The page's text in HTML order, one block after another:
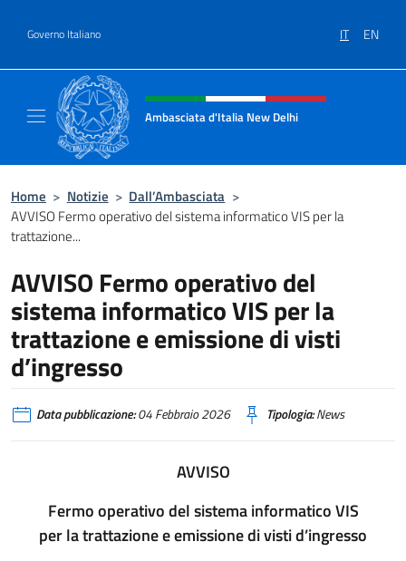
Governo Italiano IT EN
Intestazione sito, social e menù
Ambasciata d'Italia New Delhi
Home > Notizie > Dall’Ambasciata >
AVVISO Fermo operativo del sistema informatico VIS per la
trattazione...
AVVISO Fermo operativo del
sistema informatico VIS per la
trattazione e emissione di visti
d’ingresso
Data pubblicazione:04 Febbraio 2026 Tipologia:News
AVVISO
Fermo operativo del sistema informatico VIS
per la trattazione e emissione di visti d’ingresso